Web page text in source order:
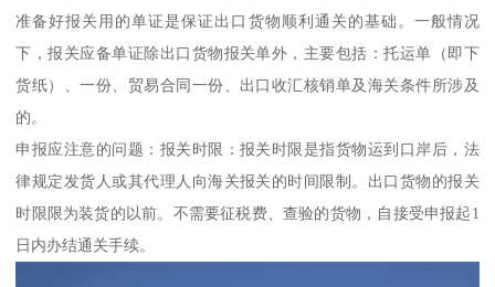
准备好报关用的单证是保证出口货物顺利通关的基础。一般情况
下，报关应备单证除出口货物报关单外，主要包括：托运单（即下
货纸）、一份、贸易合同一份、出口收汇核销单及海关条件所涉及
的。
申报应注意的问题：报关时限：报关时限是指货物运到口岸后，法
律规定发货人或其代理人向海关报关的时间限制。出口货物的报关
时限限为装货的以前。不需要征税费、查验的货物，自接受申报起1
日内办结通关手续。